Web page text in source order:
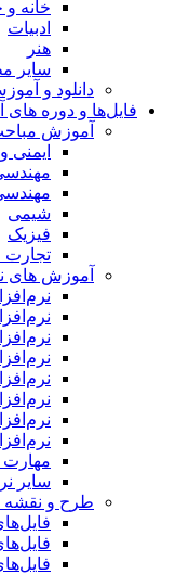
خانه و
ادبیات
هنر
سایر
دانلود و
فایل‌ها و دوره
آموزش
ایمنی و HSE
شیمی
فیزیک
تجارت
آموزش های
مهارت
سایر
طرح و نقشه